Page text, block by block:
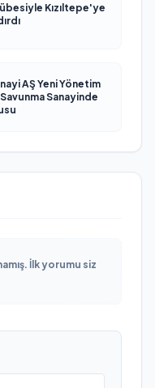
Kızıltepe'ye
AŞ Yeni Yönetim
Sanayinde
İlk yorumu siz